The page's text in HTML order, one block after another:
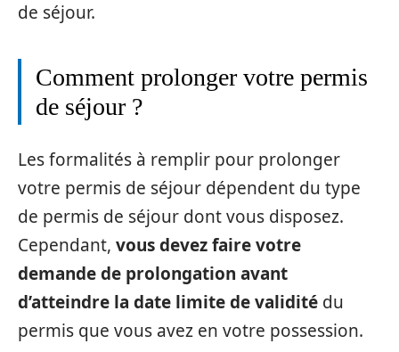
de séjour.
Comment prolonger votre permis
de séjour ?
Les formalités à remplir pour prolonger
votre permis de séjour dépendent du type
de permis de séjour dont vous disposez.
Cependant, vous devez faire votre
demande de prolongation avant
d’atteindre la date limite de validité du
permis que vous avez en votre possession.